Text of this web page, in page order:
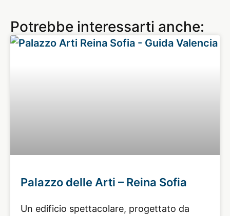
Potrebbe interessarti anche:
Palazzo delle Arti – Reina Sofia
Un edificio spettacolare, progettato da